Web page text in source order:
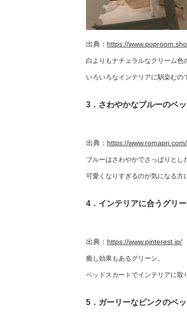
出典： https://
白よりもナチュラルなクリーム色
いろいろなインテリアに馴染むの
3．さわやかなブルーのベ
出典： https://www.romapri.com/
ブルーはさわやかでさっぱりとし
可愛くなりすぎるのが気になる方
4．インテリアに合うグリ
出典： https://www.pinterest.jp/
癒し効果もあるグリーン。
ベッドスカートでインテリアに取
5．ガーリーなピンクのベ